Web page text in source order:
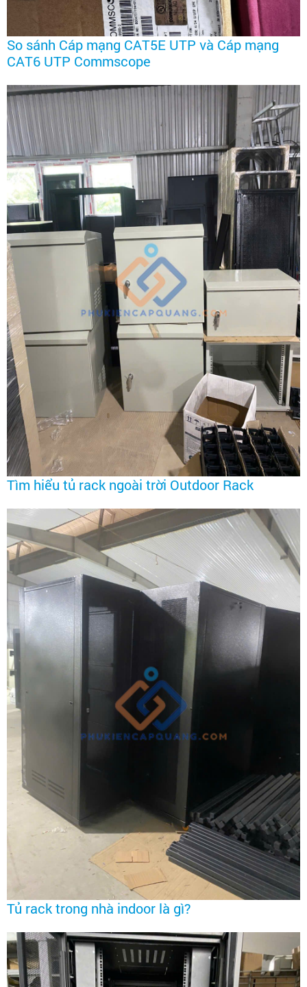
So sánh Cáp mạng CAT5E UTP và Cáp mạng
CAT6 UTP Commscope
Tìm hiểu tủ rack ngoài trời Outdoor Rack
Tủ rack trong nhà indoor là gì?